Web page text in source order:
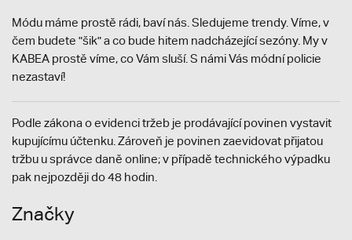
Módu máme prostě rádi, baví nás. Sledujeme trendy. Víme, v
čem budete "šik" a co bude hitem nadcházející sezóny. My v
KABEA prostě víme, co Vám sluší. S námi Vás módní policie
nezastaví!
Podle zákona o evidenci tržeb je prodávající povinen vystavit
kupujícímu účtenku. Zároveň je povinen zaevidovat přijatou
tržbu u správce daně online; v případě technického výpadku
pak nejpozději do 48 hodin.
Značky